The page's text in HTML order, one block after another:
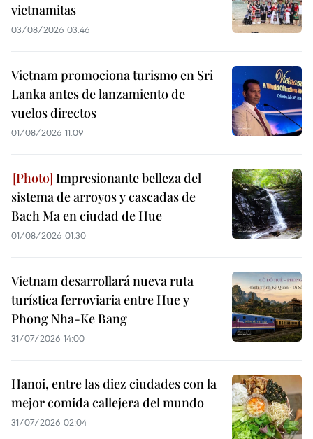
vietnamitas
03/08/2026 03:46
Vietnam promociona turismo en Sri
Lanka antes de lanzamiento de
vuelos directos
01/08/2026 11:09
Impresionante belleza del
sistema de arroyos y cascadas de
Bach Ma en ciudad de Hue
01/08/2026 01:30
Vietnam desarrollará nueva ruta
turística ferroviaria entre Hue y
Phong Nha-Ke Bang
31/07/2026 14:00
Hanoi, entre las diez ciudades con la
mejor comida callejera del mundo
31/07/2026 02:04